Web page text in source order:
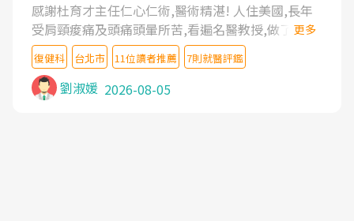
感謝杜育才主任仁心仁術,醫術精湛! 人住美國,長年
受肩頸痠痛及頭痛頭暈所苦,看遍名醫教授,做了各種
檢查,也嘗試過西醫打針,中醫針灸及物理徒手治療都
沒有用,後來連吃到嗎啡類止痛藥都效果有限,只是壓
症狀,沒多久就痛起來,多年失眠嚴重影響生活品質.
台灣親友介紹忠孝醫院杜育才主任是頸頭症候群專
更多
復健科 台北市 11位讀者推薦 7則就醫評鑑
劉淑媛 2026-08-05